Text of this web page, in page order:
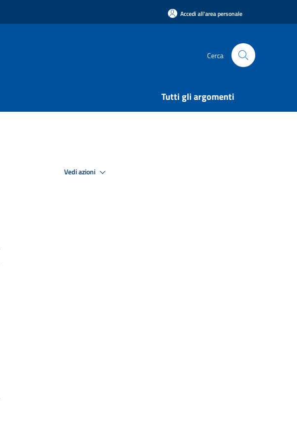
Accedi all'area personale
Cerca
Tutti gli argomenti
Vedi azioni